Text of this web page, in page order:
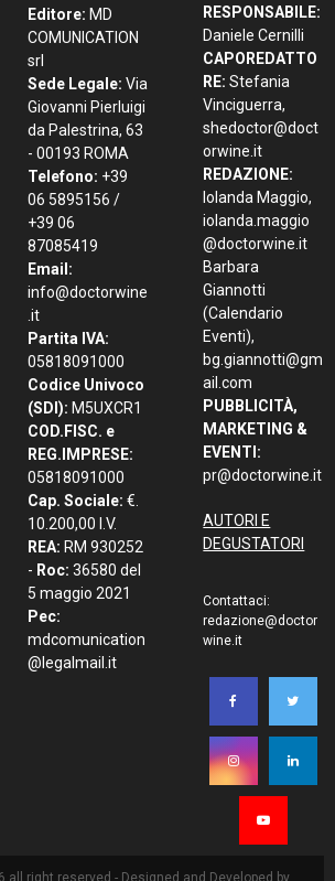
Editore: MD
COMUNICATION
srl
Sede Legale: Via
Giovanni Pierluigi
da Palestrina, 63
- 00193 ROMA
Telefono: +39
06 5895156 /
+39 06
87085419
Email:
info@doctorwine
.it
Partita IVA:
05818091000
Codice Univoco
(SDI): M5UXCR1
COD.FISC. e
REG.IMPRESE:
05818091000
Cap. Sociale: €.
10.200,00 I.V.
REA: RM 930252
- Roc: 36580 del
5 maggio 2021
Pec:
mdcomunication
@legalmail.it
RESPONSABILE:
Daniele Cernilli
CAPOREDATTO
RE: Stefania
Vinciguerra,
shedoctor@doct
orwine.it
REDAZIONE:
Iolanda Maggio,
iolanda.maggio
@doctorwine.it
Barbara
Giannotti
(Calendario
Eventi),
bg.giannotti@gm
ail.com
PUBBLICITÀ,
MARKETING &
EVENTI:
pr@doctorwine.it
AUTORI E
DEGUSTATORI
Contattaci:
redazione@doctor
wine.it
all right reserved - Designed and Developed by